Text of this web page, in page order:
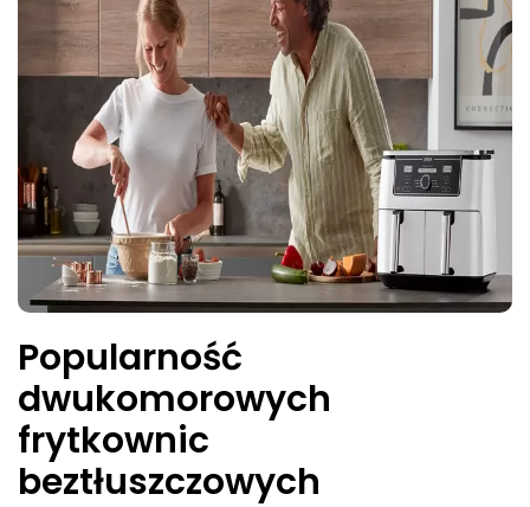
Popularność
dwukomorowych
frytkownic
beztłuszczowych